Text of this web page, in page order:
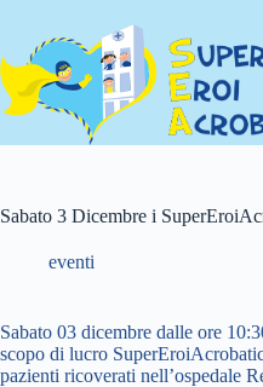
contenuto
Sabato 3 Dicembre i
eventi
Sabato 03 dicembre dalle ore
scopo di lucro
pazienti ricoverati nell’ospedale